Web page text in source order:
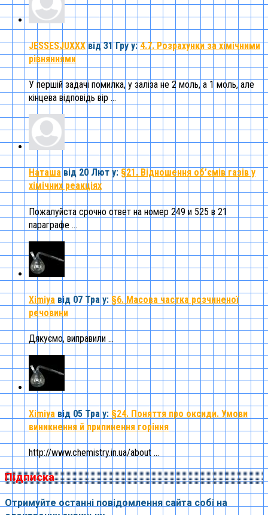
JESSESJUXXX від 31 Груу:4.7. Розрахунки за хімічними
рівняннями
У першій задачі помилка, у заліза не 2 моль, а 1 моль, але
кінцева відповідь вір ...
Наташа від 20 Лют у: §21. Відношення об’ємів газів у
хімічних реакціях
Пожалуйста срочно ответ на номер 249 и 525 в 21
параграфе ...
Ximiya від 07 Тра у: §6. Масова частка розчиненої
речовини
Дякуємо, виправили ...
Ximiya від 05 Тра у: §24. Поняття про оксиди. Умови
виникнення й припинення горіння
http://www.chemistry.in.ua/about ...
Підписка
Отримуйте останні повідомлення сайта собі на